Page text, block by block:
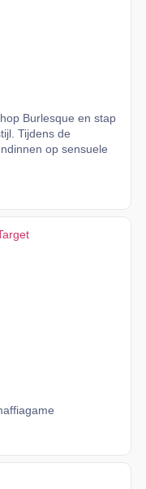
Burlesque en stap
Tijdens de
op sensuele